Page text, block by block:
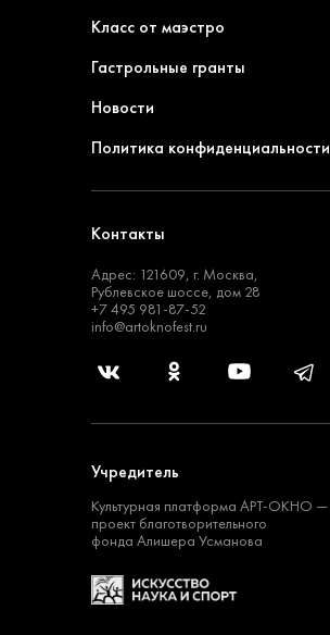
Класс от маэстро
Гастрольные гранты
Новости
Политика конфиденциальности
Контакты
Адрес: 121609, г. Москва,
Рублевское шоссе, дом 28
+7 495 981-87-52
info@artoknofest.ru
Учредитель
Культурная платформа АРТ-ОКНО —
проект благотворительного
фонда Алишера Усманова